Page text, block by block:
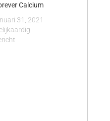
Calcium
31, 2021